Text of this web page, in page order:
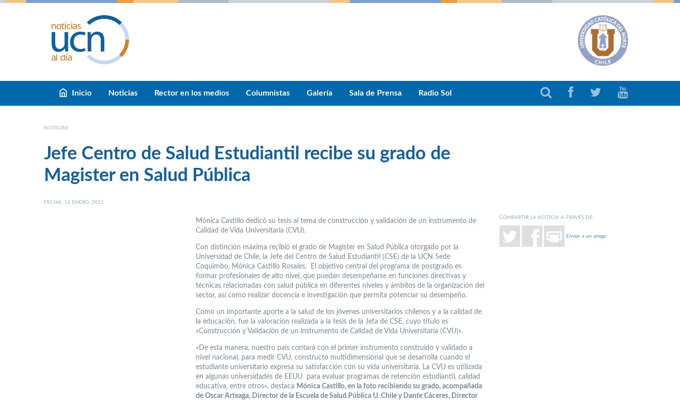
Inicio Noticias Rector en los medios Columnistas Galería Sala de Prensa Radio Sol
NOTICIAS
Jefe Centro de Salud Estudiantil recibe su grado de
Magister en Salud Pública
FECHA: 12 ENERO, 2012
Mónica Castillo dedicó su tesis al tema de construcción y validación de un instrumento de
Calidad de Vida Universitaria (CVU).
Con distinción máxima recibió el grado de Magister en Salud Pública otorgado por la
Universidad de Chile, la Jefe del Centro de Salud Estudiantil (CSE) de la UCN Sede
Coquimbo, Mónica Castillo Rosales. El objetivo central del programa de postgrado es
formar profesionales de alto nivel, que puedan desempeñarse en funciones directivas y
técnicas relacionadas con salud pública en diferentes niveles y ámbitos de la organización del
sector, así como realizar docencia e investigación que permita potenciar su desempeño.
Como un importante aporte a la salud de los jóvenes universitarios chilenos y a la calidad de
la educación, fue la valoración realizada a la tesis de la Jefa de CSE, cuyo título es
«Construcción y Validación de un instrumento de Calidad de Vida Universitaria (CVU)».
«De esta manera, nuestro país contará con el primer instrumento construido y validado a
nivel nacional, para medir CVU, constructo multidimensional que se desarrolla cuando el
estudiante universitario expresa su satisfacción con su vida universitaria. La CVU es utilizada
en algunas universidades de EEUU para evaluar programas de retención estudiantil, calidad
educativa, entre otros», destaca Mónica Castillo, en la foto recibiendo su grado, acompañada
de Oscar Arteaga, Director de la Escuela de Salud Pública U. Chile y Dante Cáceres, Director
COMPARTIR LA NOTICIA A TRAVÉS DE:
Enviar a un amigo